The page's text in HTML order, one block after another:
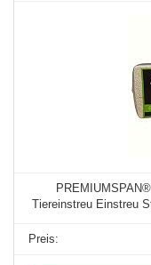
Tiereinstreu Einstreu